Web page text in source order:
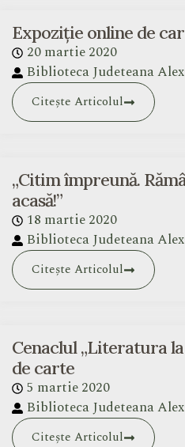
Expoziție online de
20 martie 2020
Biblioteca Judeteana
Citește Articolul
„Citim împreună.
acasă!”
18 martie 2020
Biblioteca Judeteana
Citește Articolul
Cenaclul „Literatura
de carte
5 martie 2020
Biblioteca Judeteana
Citește Articolul